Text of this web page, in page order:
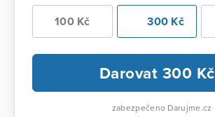
100 Kč 300 Kč
Darovat 300 Kč
zabezpečeno Darujme.cz